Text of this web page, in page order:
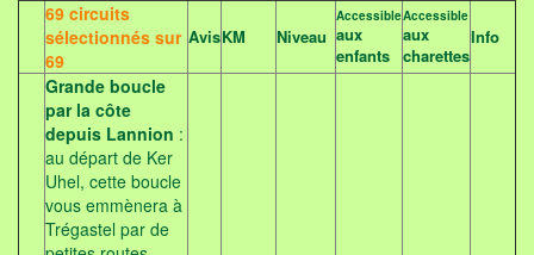
69 circuits
sélectionnés sur
69
AvisKM Niveau
Accessible
aux
enfants
Accessible
aux
charettes
Info
Grande boucle
par la côte
depuis Lannion :
au départ de Ker
Uhel, cette boucle
vous emmènera à
Trégastel par de